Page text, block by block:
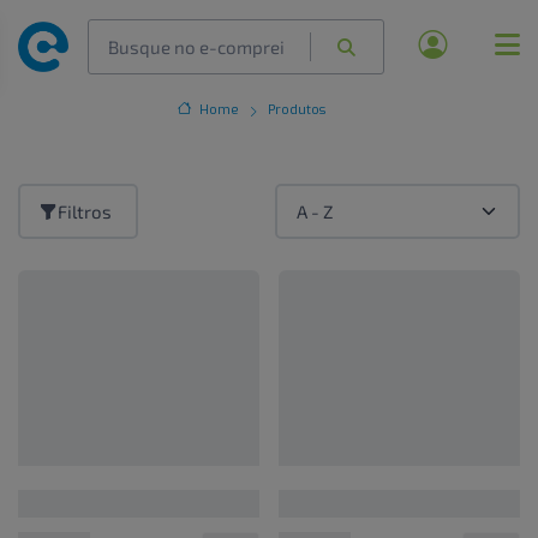
Home Produtos
Filtros